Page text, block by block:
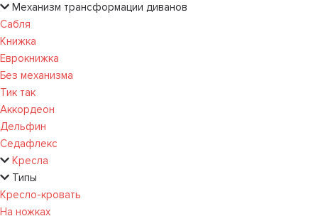
Механизм трансформации диванов
Сабля
Книжка
Еврокнижка
Без механизма
Тик так
Аккордеон
Дельфин
Седафлекс
Кресла
Типы
Кресло-кровать
На ножках